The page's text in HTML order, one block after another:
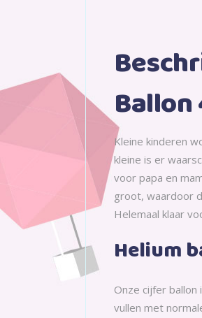
Kleine kinderen
kleine is er
voor papa en
groot, waardoor
Helemaal klaar
Helium
Onze cijfer
vullen met